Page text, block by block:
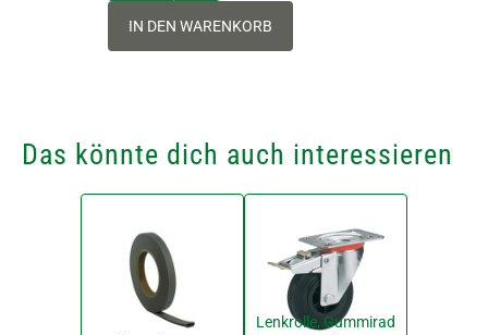
IN DEN WARENKORB
Das könnte dich auch interessieren
Lenkrolle, Gummirad